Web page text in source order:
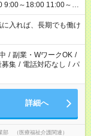
9:00～18:00 11:00～
法令に基づき、週20時
ます ※労働者派遣法
・短期間の就業はご
入れば、長期でも働け
/ 副業・WワークOK /
募集 / 電話対応なし / パ
詳細へ
部 （医療福祉介護関連）